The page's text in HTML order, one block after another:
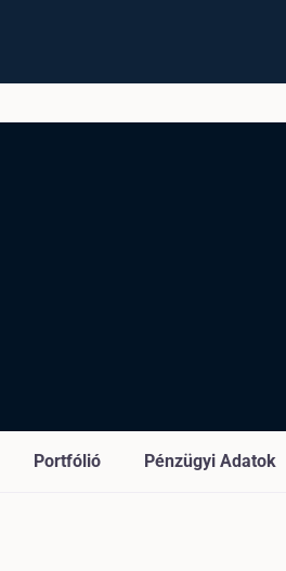
Portfólió Pénzügyi Adatok